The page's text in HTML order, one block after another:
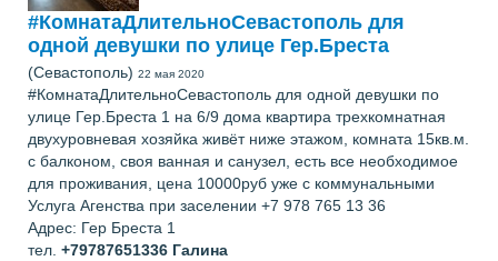
#КомнатаДлительноСевастополь для
одной девушки по улице Гер.Бреста
(Севастополь) 22 мая 2020
#КомнатаДлительноСевастополь для одной девушки по
улице Гер.Бреста 1 на 6/9 дома квартира трехкомнатная
двухуровневая хозяйка живёт ниже этажом, комната 15кв.м.
с балконом, своя ванная и санузел, есть все необходимое
для проживания, цена 10000руб уже с коммунальными
Услуга Агенства при заселении +7 978 765 13 36
Адрес: Гер Бреста 1
тел. +79787651336 Галина